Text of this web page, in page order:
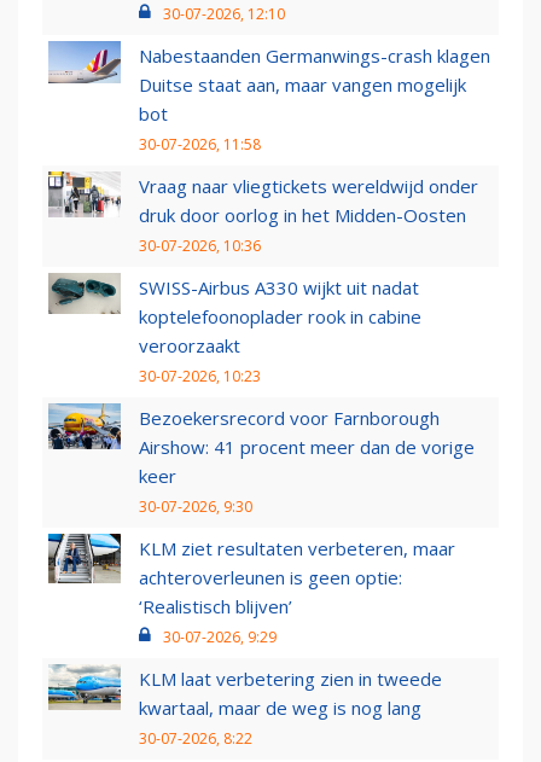
30-07-2026, 12:10
Nabestaanden Germanwings-crash klagen
Duitse staat aan, maar vangen mogelijk
bot
30-07-2026, 11:58
Vraag naar vliegtickets wereldwijd onder
druk door oorlog in het Midden-Oosten
30-07-2026, 10:36
SWISS-Airbus A330 wijkt uit nadat
koptelefoonoplader rook in cabine
veroorzaakt
30-07-2026, 10:23
Bezoekersrecord voor Farnborough
Airshow: 41 procent meer dan de vorige
keer
30-07-2026, 9:30
KLM ziet resultaten verbeteren, maar
achteroverleunen is geen optie:
‘Realistisch blijven’
30-07-2026, 9:29
KLM laat verbetering zien in tweede
kwartaal, maar de weg is nog lang
30-07-2026, 8:22